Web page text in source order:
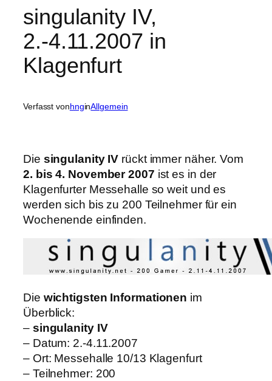
singulanity IV,
2.-4.11.2007 in
Klagenfurt
Verfasst vonhnginAllgemein
Die singulanity IV rückt immer näher. Vom
2. bis 4. November 2007 ist es in der
Klagenfurter Messehalle so weit und es
werden sich bis zu 200 Teilnehmer für ein
Wochenende einfinden.
Die wichtigsten Informationen im
Überblick:
– singulanity IV
– Datum: 2.-4.11.2007
– Ort: Messehalle 10/13 Klagenfurt
– Teilnehmer: 200